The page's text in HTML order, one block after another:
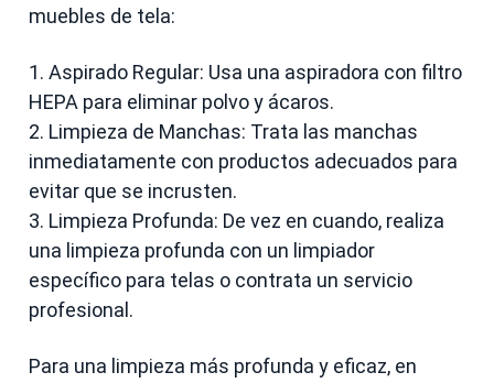
muebles de tela:
1. Aspirado Regular: Usa una aspiradora con filtro
HEPA para eliminar polvo y ácaros.
2. Limpieza de Manchas: Trata las manchas
inmediatamente con productos adecuados para
evitar que se incrusten.
3. Limpieza Profunda: De vez en cuando, realiza
una limpieza profunda con un limpiador
específico para telas o contrata un servicio
profesional.
Para una limpieza más profunda y eficaz, en